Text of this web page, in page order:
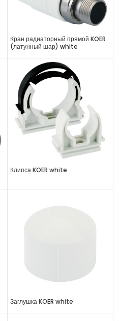
Кран радиаторный прямой KOER
(латунный шар) white
Клипса KOER white
Заглушка KOER white